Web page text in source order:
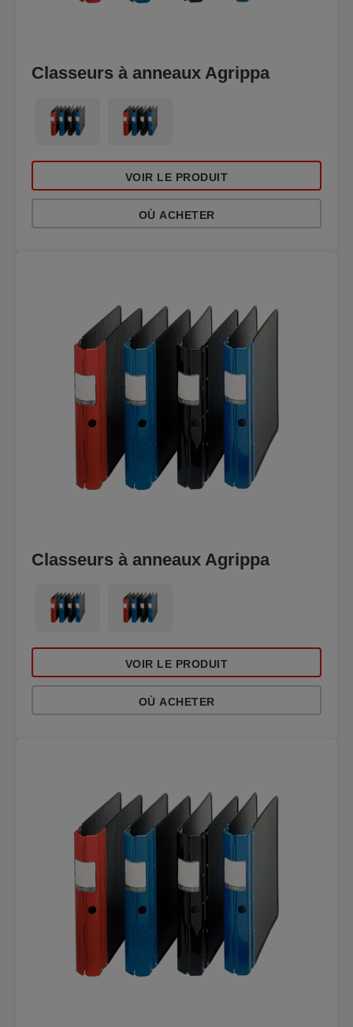
Classeurs à anneaux Agrippa
VOIR LE PRODUIT
OÙ ACHETER
Classeurs à anneaux Agrippa
VOIR LE PRODUIT
OÙ ACHETER